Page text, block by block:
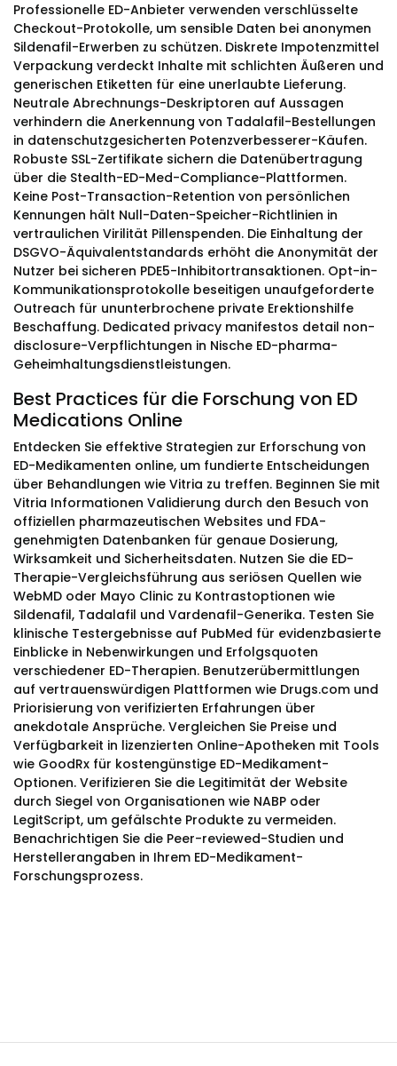
Professionelle ED-Anbieter verwenden verschlüsselte
Checkout-Protokolle, um sensible Daten bei anonymen
Sildenafil-Erwerben zu schützen. Diskrete Impotenzmittel
Verpackung verdeckt Inhalte mit schlichten Äußeren und
generischen Etiketten für eine unerlaubte Lieferung.
Neutrale Abrechnungs-Deskriptoren auf Aussagen
verhindern die Anerkennung von Tadalafil-Bestellungen
in datenschutzgesicherten Potenzverbesserer-Käufen.
Robuste SSL-Zertifikate sichern die Datenübertragung
über die Stealth-ED-Med-Compliance-Plattformen.
Keine Post-Transaction-Retention von persönlichen
Kennungen hält Null-Daten-Speicher-Richtlinien in
vertraulichen Virilität Pillenspenden. Die Einhaltung der
DSGVO-Äquivalentstandards erhöht die Anonymität der
Nutzer bei sicheren PDE5-Inhibitortransaktionen. Opt-in-
Kommunikationsprotokolle beseitigen unaufgeforderte
Outreach für ununterbrochene private Erektionshilfe
Beschaffung. Dedicated privacy manifestos detail non-
disclosure-Verpflichtungen in Nische ED-pharma-
Geheimhaltungsdienstleistungen.
Best Practices für die Forschung von ED
Medications Online
Entdecken Sie effektive Strategien zur Erforschung von
ED-Medikamenten online, um fundierte Entscheidungen
über Behandlungen wie Vitria zu treffen. Beginnen Sie mit
Vitria Informationen Validierung durch den Besuch von
offiziellen pharmazeutischen Websites und FDA-
genehmigten Datenbanken für genaue Dosierung,
Wirksamkeit und Sicherheitsdaten. Nutzen Sie die ED-
Therapie-Vergleichsführung aus seriösen Quellen wie
WebMD oder Mayo Clinic zu Kontrastoptionen wie
Sildenafil, Tadalafil und Vardenafil-Generika. Testen Sie
klinische Testergebnisse auf PubMed für evidenzbasierte
Einblicke in Nebenwirkungen und Erfolgsquoten
verschiedener ED-Therapien. Benutzerübermittlungen
auf vertrauenswürdigen Plattformen wie Drugs.com und
Priorisierung von verifizierten Erfahrungen über
anekdotale Ansprüche. Vergleichen Sie Preise und
Verfügbarkeit in lizenzierten Online-Apotheken mit Tools
wie GoodRx für kostengünstige ED-Medikament-
Optionen. Verifizieren Sie die Legitimität der Website
durch Siegel von Organisationen wie NABP oder
LegitScript, um gefälschte Produkte zu vermeiden.
Benachrichtigen Sie die Peer-reviewed-Studien und
Herstellerangaben in Ihrem ED-Medikament-
Forschungsprozess.